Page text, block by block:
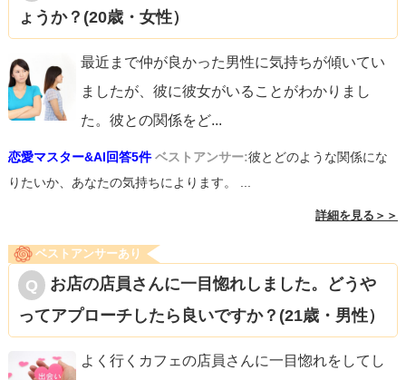
ょうか？(20歳・女性）
最近まで仲が良かった男性に気持ちが傾いてい
ましたが、彼に彼女がいることがわかりまし
た。彼との関係をど...
恋愛マスター&AI回答5件 ベストアンサー:彼とどのような関係にな
りたいか、あなたの気持ちによります。 ...
詳細を見る＞＞
ベストアンサーあり
お店の店員さんに一目惚れしました。どうや
ってアプローチしたら良いですか？(21歳・男性）
よく行くカフェの店員さんに一目惚れをしてし